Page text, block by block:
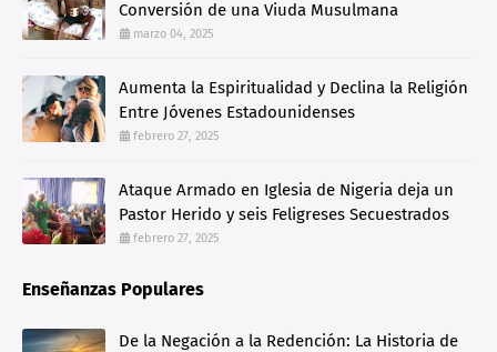
Conversión de una Viuda Musulmana
marzo 04, 2025
Aumenta la Espiritualidad y Declina la Religión
Entre Jóvenes Estadounidenses
febrero 27, 2025
Ataque Armado en Iglesia de Nigeria deja un
Pastor Herido y seis Feligreses Secuestrados
febrero 27, 2025
Enseñanzas Populares
De la Negación a la Redención: La Historia de